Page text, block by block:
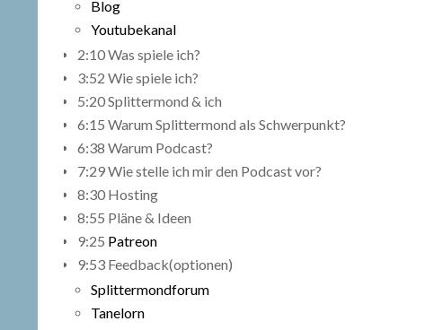
Blog
Youtubekanal
2:10 Was spiele ich?
3:52 Wie spiele ich?
5:20 Splittermond & ich
6:15 Warum Splittermond als Schwerpunkt?
6:38 Warum Podcast?
7:29 Wie stelle ich mir den Podcast vor?
8:30 Hosting
8:55 Pläne & Ideen
9:25 Patreon
9:53 Feedback(optionen)
Splittermondforum
Tanelorn